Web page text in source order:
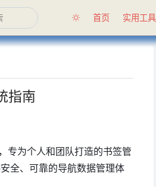
首页 实用工具
指南
专为个人和团队打造的书签管
全、可靠的导航数据管理体